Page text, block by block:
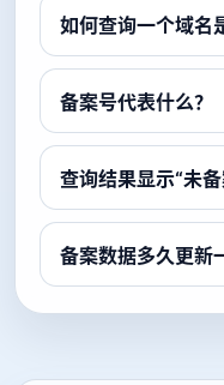
如何查询一个域名
备案号代表什么？
查询结果显示“未备
备案数据多久更新